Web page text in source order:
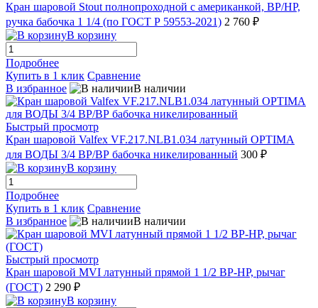
Кран шаровой Stout полнопроходной с американкой, ВР/НР,
ручка бабочка 1 1/4 (по ГОСТ Р 59553-2021) 2 760 ₽
В корзину
Подробнее
Купить в 1 клик Сравнение
В избранное
В наличии
Быстрый просмотр
Кран шаровой Valfex VF.217.NLB1.034 латунный OPTIMA
для ВОДЫ 3/4 ВР/ВР бабочка никелированный 300 ₽
В корзину
Подробнее
Купить в 1 клик Сравнение
В избранное
В наличии
Быстрый просмотр
Кран шаровой MVI латунный прямой 1 1/2 ВР-НР, рычаг
(ГОСТ) 2 290 ₽
В корзину